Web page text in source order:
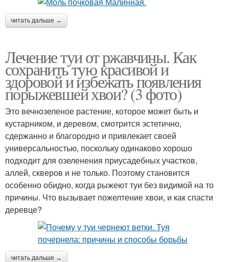
читать дальше →
Лечение туи от ржавчины. Как
сохранить тую красивой и
здоровой и избежать появления
порыжевшей хвои? (3 фото)
Это вечнозеленое растение, которое может быть и
кустарником, и деревом, смотрится эстетично,
сдержанно и благородно и привлекает своей
универсальностью, поскольку одинаково хорошо
подходит для озеленения приусадебных участков,
аллей, скверов и не только. Поэтому становится
особенно обидно, когда рыжеют туи без видимой на то
причины. Что вызывает пожелтение хвои, и как спасти
деревце?
читать дальше →